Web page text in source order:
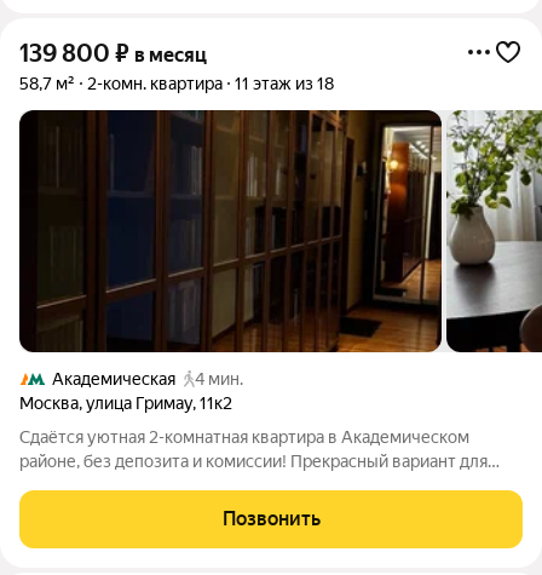
139 800 ₽ в месяц
58,7 м² 2-комн. квартира 11 этаж из 18
Академическая
4 мин.
Москва,улица Гримау,11к2
Сдаётся уютная 2-комнатная квартира в Академическом
районе, без депозита и комиссии! Прекрасный вариант для
изолированная спальня, раздельный санузел и балкон,
который можно использовать как
Позвонить